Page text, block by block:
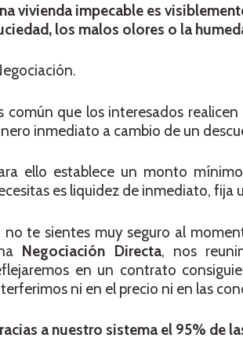
vivienda impecable es
los malos olores o la
común que los interesados
inmediato a cambio de un
ello establece un monto
es liquidez de inmediato, fija
no te sientes muy seguro al
Negociación Directa, nos
en un contrato
ni en el precio ni en las
a nuestro sistema el 95% de